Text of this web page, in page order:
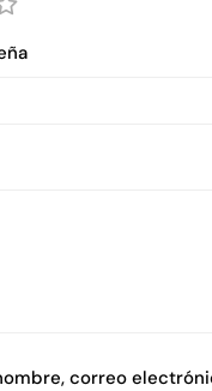
correo